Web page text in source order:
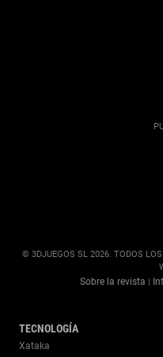
© 3DJUEGOS SL 2026. TODOS LOS
Sobre la revista
TECNOLOGÍA
Xataka